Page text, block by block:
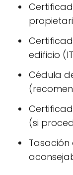
edificio
Cédula
(si